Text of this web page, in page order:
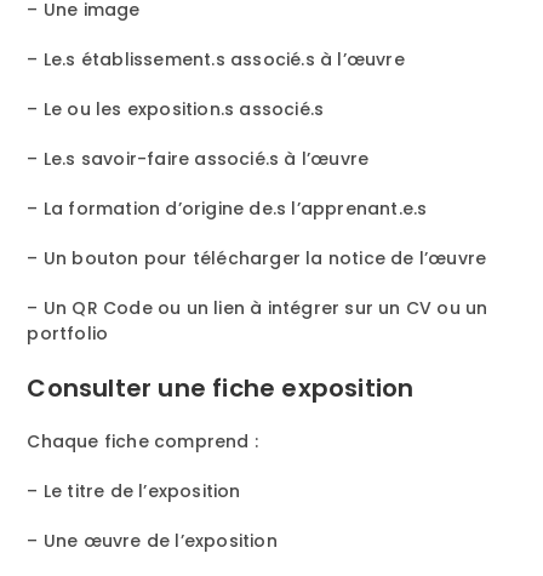
– Une image
– Le.s établissement.s associé.s à l’œuvre
– Le ou les exposition.s associé.s
– Le.s savoir-faire associé.s à l’œuvre
– La formation d’origine de.s l’apprenant.e.s
– Un bouton pour télécharger la notice de l’œuvre
– Un QR Code ou un lien à intégrer sur un CV ou un
portfolio
Consulter une fiche exposition
Chaque fiche comprend :
– Le titre de l’exposition
– Une œuvre de l’exposition